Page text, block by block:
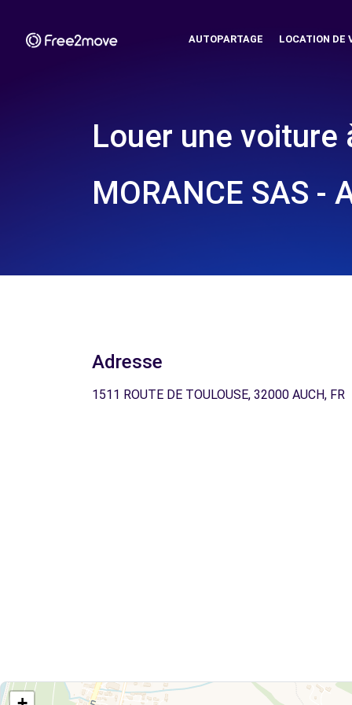
AUTOPARTAGE LOCATION DE
Louer une voiture
MORANCE SAS -
Adresse
1511 ROUTE DE TOULOUSE, 32000 AUCH, FR